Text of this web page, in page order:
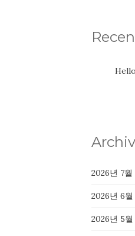
2026년 7월
2026년 6월
2026년 5월